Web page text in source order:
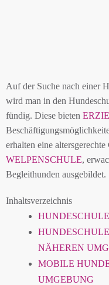
Auf der Suche nach einer
wird man in den
fündig. Diese bieten
erhalten eine
WELPENSCHULE,
Begleithunden ausgebildet.
Inhaltsverzeichnis
NÄHEREN
MOBILE
UMGEBUNG